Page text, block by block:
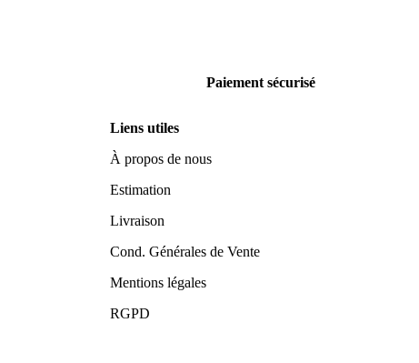
Paiement sécurisé
Liens utiles
À propos de nous
Estimation
Livraison
Cond. Générales de Vente
Mentions légales
RGPD